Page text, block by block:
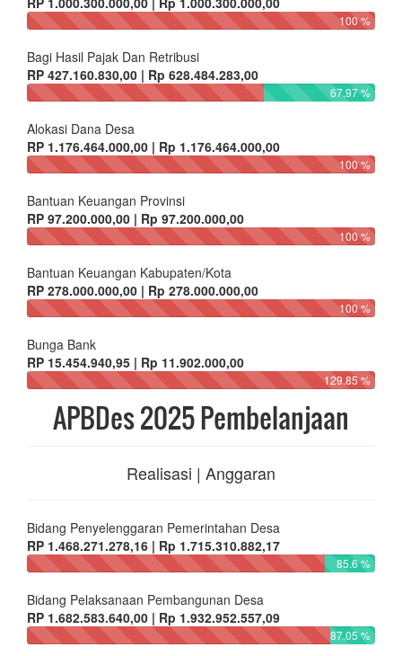
100 %
Bagi Hasil Pajak Dan Retribusi
RP 427.160.830,00 | Rp 628.484.283,00
67.97 %
Alokasi Dana Desa
RP 1.176.464.000,00 | Rp 1.176.464.000,00
100 %
Bantuan Keuangan Provinsi
RP 97.200.000,00 | Rp 97.200.000,00
100 %
Bantuan Keuangan Kabupaten/Kota
RP 278.000.000,00 | Rp 278.000.000,00
100 %
Bunga Bank
RP 15.454.940,95 | Rp 11.902.000,00
129.85 %
APBDes 2025 Pembelanjaan
Realisasi | Anggaran
Bidang Penyelenggaran Pemerintahan Desa
RP 1.468.271.278,16 | Rp 1.715.310.882,17
85.6 %
Bidang Pelaksanaan Pembangunan Desa
RP 1.682.583.640,00 | Rp 1.932.952.557,09
87.05 %